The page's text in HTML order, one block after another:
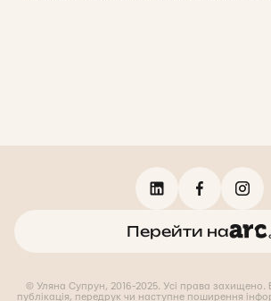
Перейти на
© Уляна Супрун, 2016-2025. Усі права захищено.
публікація, передрук чи наступне поширення